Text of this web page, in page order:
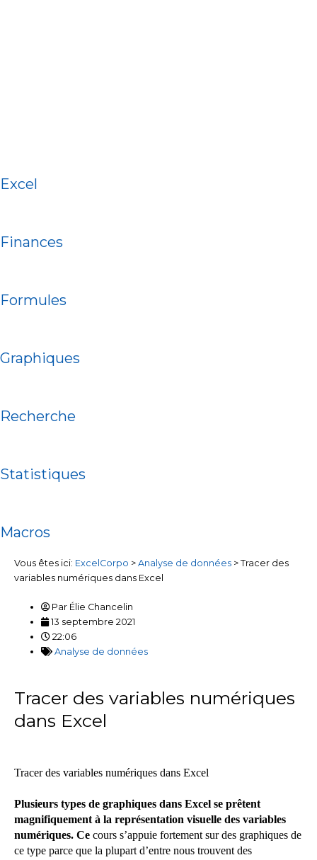
Excel
Finances
Formules
Graphiques
Recherche
Statistiques
Macros
Vous êtes ici: ExcelCorpo > Analyse de données > Tracer des
variables numériques dans Excel
Par Élie Chancelin
13 septembre 2021
22:06
Analyse de données
Tracer des variables numériques
dans Excel
Tracer des variables numériques dans Excel
Plusieurs types de graphiques dans Excel se prêtent
magnifiquement à la représentation visuelle des variables
numériques. Ce cours s’appuie fortement sur des graphiques de
ce type parce que la plupart d’entre nous trouvent des